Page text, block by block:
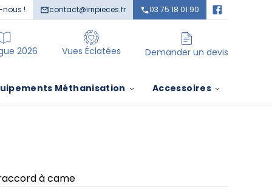
! contact@irripieces.fr 03 75 18 01 90
2026 Vues Éclatées
items in cart, view bagDemander un devis
items in cart, view bag
Méthanisation Accessoires
à came